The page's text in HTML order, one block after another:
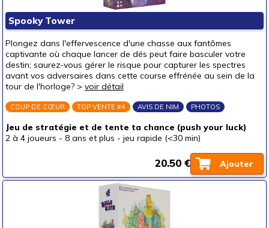
Spooky Tower
Plongez dans l'effervescence d'une chasse aux fantômes
captivante où chaque lancer de dés peut faire basculer votre
destin; saurez-vous gérer le risque pour capturer les spectres
avant vos adversaires dans cette course effrénée au sein de la
tour de l'horloge? > voir détail
COUP DE CŒUR TOP VENTE #4 AVIS DE NIM PHOTOS
Jeu de stratégie et de tente ta chance (push your luck)
2 à 4 joueurs - 8 ans et plus - jeu rapide (<30 min)
Ajouter
20.50 €